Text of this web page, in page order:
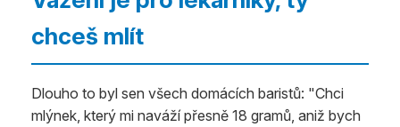
chceš mlít
Dlouho to byl sen všech domácích baristů: "Chci
mlýnek, který mi naváží přesně 18 gramů, aniž bych